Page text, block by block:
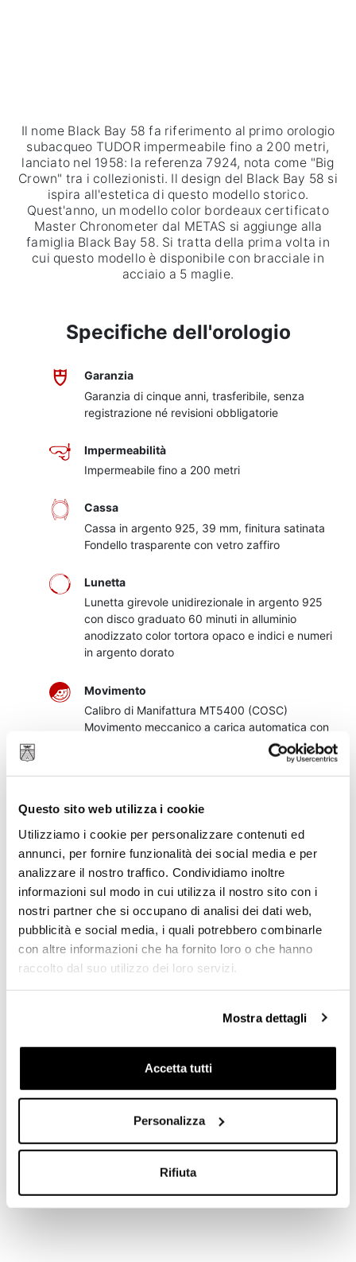
Questo sito web utilizza i cookie
Utilizziamo i cookie per personalizzare contenuti ed
annunci, per fornire funzionalità dei social media e per
analizzare il nostro traffico. Condividiamo inoltre
informazioni sul modo in cui utilizza il nostro sito con i
nostri partner che si occupano di analisi dei dati web,
pubblicità e social media, i quali potrebbero combinarle
con altre informazioni che ha fornito loro o che hanno
raccolto dal suo utilizzo dei loro servizi.
Mostra dettagli
Accetta tutti
Personalizza
Rifiuta
Il nome Black Bay 58 fa riferimento al primo orologio
subacqueo TUDOR impermeabile fino a 200 metri,
lanciato nel 1958: la referenza 7924, nota come "Big
Crown" tra i collezionisti. Il design del Black Bay 58 si
ispira all'estetica di questo modello storico.
Quest'anno, un modello color bordeaux certificato
Master Chronometer dal METAS si aggiunge alla
famiglia Black Bay 58. Si tratta della prima volta in
cui questo modello è disponibile con bracciale in
acciaio a 5 maglie.
Specifiche dell'orologio
Garanzia
Garanzia di cinque anni, trasferibile, senza
registrazione né revisioni obbligatorie
Impermeabilità
Impermeabile fino a 200 metri
Cassa
Cassa in argento 925, 39 mm, finitura satinata
Fondello trasparente con vetro zaffiro
Lunetta
Lunetta girevole unidirezionale in argento 925
con disco graduato 60 minuti in alluminio
anodizzato color tortora opaco e indici e numeri
in argento dorato
Movimento
Calibro di Manifattura MT5400 (COSC)
Movimento meccanico a carica automatica con
Quadrante
Color tortora, bombato
Vetro
Vetro zaffiro bombato
Autonomia
Autonomia di circa 70 ore
Bracciale
Cinturino in cuoio marrone con fibbia ad
ardiglione in argento 925
Corona di carica a vite in argento 925, con la
rosa TUDOR in rilievo e con tubo della corona in